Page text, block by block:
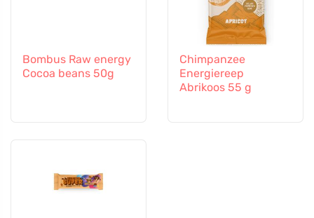
Bombus Raw energy
Cocoa beans 50g
Chimpanzee
Energiereep
Abrikoos 55 g